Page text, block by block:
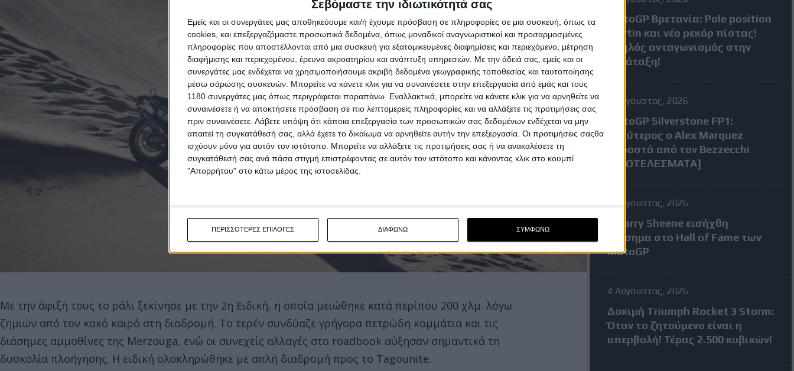
Σεβόμαστε την ιδιωτικότητά σας
Εμείς και οι συνεργάτες μας αποθηκεύουμε και/ή έχουμε πρόσβαση σε πληροφορίες σε μια συσκευή, όπως τα
cookies, και επεξεργαζόμαστε προσωπικά δεδομένα, όπως μοναδικοί αναγνωριστικοί και προσαρμοσμένες
πληροφορίες που αποστέλλονται από μια συσκευή για εξατομικευμένες διαφημίσεις και περιεχόμενο, μέτρηση
διαφήμισης και περιεχομένου, έρευνα ακροατηρίου και ανάπτυξη υπηρεσιών. Με την άδειά σας, εμείς και οι
συνεργάτες μας ενδέχεται να χρησιμοποιήσουμε ακριβή δεδομένα γεωγραφικής τοποθεσίας και ταυτοποίησης
μέσω σάρωσης συσκευών. Μπορείτε να κάνετε κλικ για να συναινέσετε στην επεξεργασία από εμάς και τους
1180 συνεργάτες μας όπως περιγράφεται παραπάνω. Εναλλακτικά, μπορείτε να κάνετε κλικ για να αρνηθείτε να
συναινέσετε ή να αποκτήσετε πρόσβαση σε πιο λεπτομερείς πληροφορίες και να αλλάξετε τις προτιμήσεις σας
πριν συναινέσετε. Λάβετε υπόψη ότι κάποια επεξεργασία των προσωπικών σας δεδομένων ενδέχεται να μην
απαιτεί τη συγκατάθεσή σας, αλλά έχετε το δικαίωμα να αρνηθείτε αυτήν την επεξεργασία. Οι προτιμήσεις σαςθα
ισχύουν μόνο για αυτόν τον ιστότοπο. Μπορείτε να αλλάξετε τις προτιμήσεις σας ή να ανακαλέσετε τη
συγκατάθεσή σας ανά πάσα στιγμή επιστρέφοντας σε αυτόν τον ιστότοπο και κάνοντας κλικ στο κουμπί
"Απορρήτου" στο κάτω μέρος της ιστοσελίδας.
ΠΕΡΙΣΣΟΤΕΡΕΣ ΕΠΙΛΟΓΕΣ ΔΙΑΦΩΝΩ ΣΥΜΦΩΝΩ
Με την άφιξή τους το ράλι ξεκίνησε με την 2η Ειδική, η οποία μειώθηκε κατά περίπου 200 χλμ. λόγω
ζημιών από τον κακό καιρό στη διαδρομή. Το τερέν συνδύαζε γρήγορα πετρώδη κομμάτια και τις
διάσημες αμμοθίνες της Merzouga, ενώ οι συνεχείς αλλαγές στο roadbook αύξησαν σημαντικά τη
δυσκολία πλοήγησης. Η ειδική ολοκληρώθηκε με απλή διαδρομή προς το Tagounite.
MotoGP Βρετανία: Pole position
Martin και νέο ρεκόρ πίστας!
Υψηλός ανταγωνισμός στην
κατάταξη!
7 Αύγουστος, 2026
MotoGP Silverstone FP1:
Ταχύτερος ο Alex Marquez
μπροστά από τον Bezzecchi
[ΑΠΟΤΕΛΕΣΜΑΤΑ]
7 Αύγουστος, 2026
Ο Barry Sheene εισήχθη
επίσημα στο Hall of Fame των
MotoGP
4 Αύγουστος, 2026
Δοκιμή Triumph Rocket 3 Storm:
Όταν το ζητούμενο είναι η
υπερβολή! Τέρας 2.500 κυβικών!